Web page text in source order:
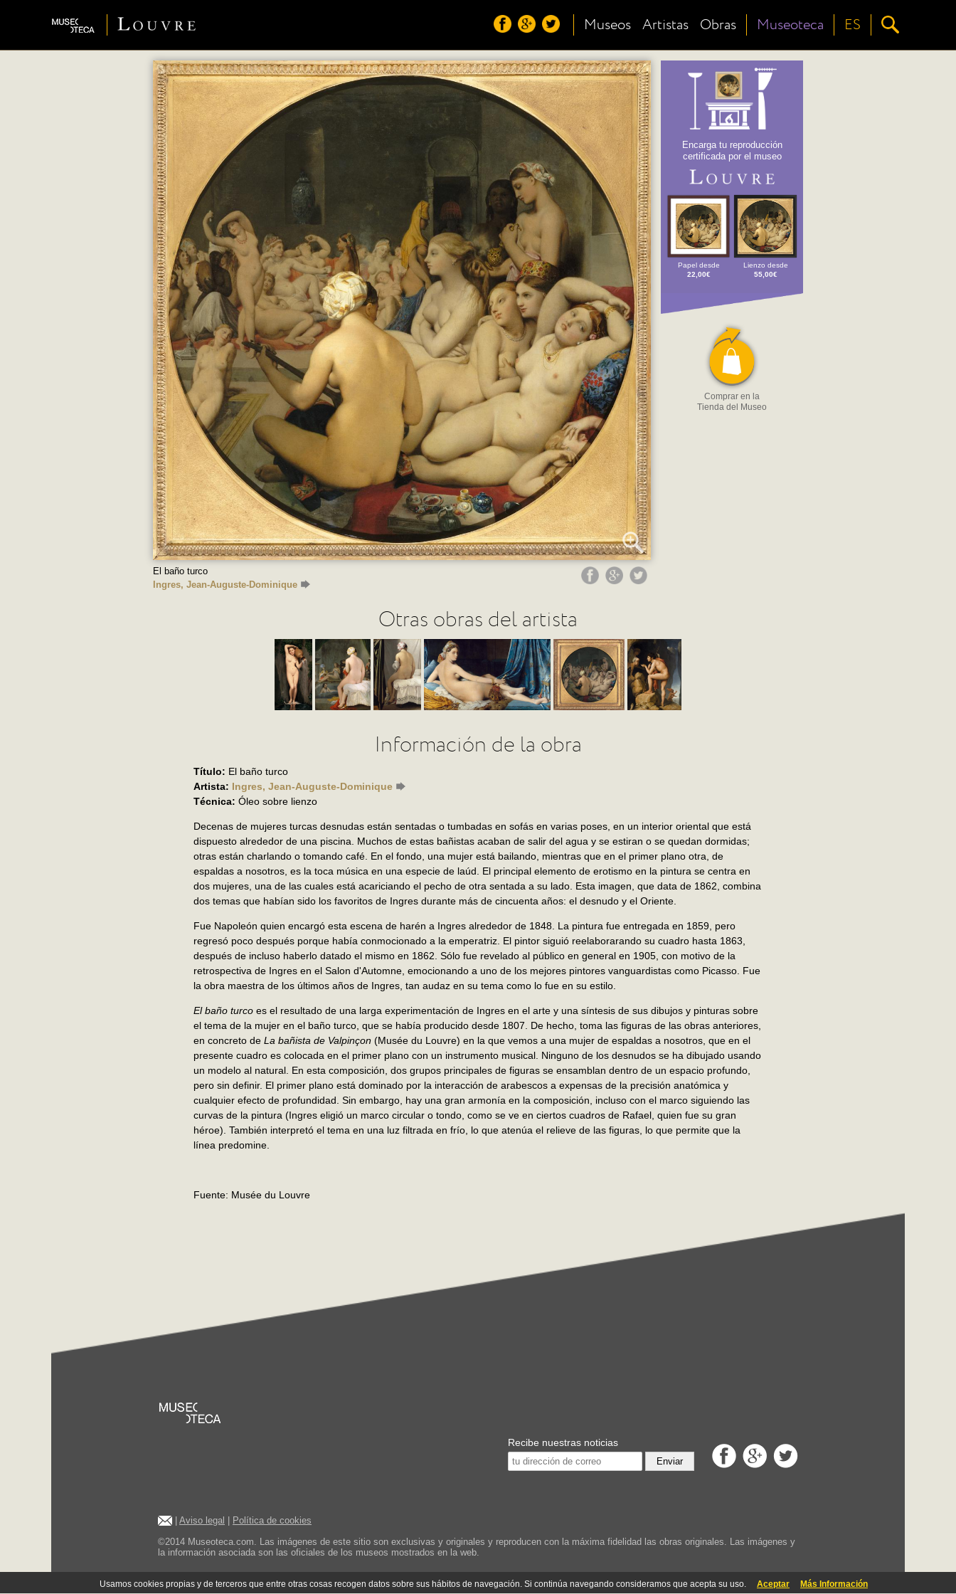
Usamos cookies propias y de terceros que entre otras cosas recogen datos sobre sus hábitos de navegación. Si continúa navegando consideramos que acepta su uso. Aceptar Más Información
Museos Artistas Obras Museoteca ES
El baño turco
Ingres, Jean-Auguste-Dominique
Encarga tu reproducción
certificada por el museo
Papel desde
22,00€
Lienzo desde
55,00€
Comprar en la
Tienda del Museo
Otras obras del artista
Información de la obra
Título: El baño turco
Artista: Ingres, Jean-Auguste-Dominique
Técnica: Óleo sobre lienzo
Decenas de mujeres turcas desnudas están sentadas o tumbadas en sofás en varias poses, en un interior oriental que está
dispuesto alrededor de una piscina. Muchos de estas bañistas acaban de salir del agua y se estiran o se quedan dormidas;
otras están charlando o tomando café. En el fondo, una mujer está bailando, mientras que en el primer plano otra, de
espaldas a nosotros, es la toca música en una especie de laúd. El principal elemento de erotismo en la pintura se centra en
dos mujeres, una de las cuales está acariciando el pecho de otra sentada a su lado. Esta imagen, que data de 1862, combina
dos temas que habían sido los favoritos de Ingres durante más de cincuenta años: el desnudo y el Oriente.
Fue Napoleón quien encargó esta escena de harén a Ingres alrededor de 1848. La pintura fue entregada en 1859, pero
regresó poco después porque había conmocionado a la emperatriz. El pintor siguió reelaborarando su cuadro hasta 1863,
después de incluso haberlo datado el mismo en 1862. Sólo fue revelado al público en general en 1905, con motivo de la
retrospectiva de Ingres en el Salon d'Automne, emocionando a uno de los mejores pintores vanguardistas como Picasso. Fue
la obra maestra de los últimos años de Ingres, tan audaz en su tema como lo fue en su estilo.
El baño turco es el resultado de una larga experimentación de Ingres en el arte y una síntesis de sus dibujos y pinturas sobre
el tema de la mujer en el baño turco, que se había producido desde 1807. De hecho, toma las figuras de las obras anteriores,
en concreto de La bañista de Valpinçon (Musée du Louvre) en la que vemos a una mujer de espaldas a nosotros, que en el
presente cuadro es colocada en el primer plano con un instrumento musical. Ninguno de los desnudos se ha dibujado usando
un modelo al natural. En esta composición, dos grupos principales de figuras se ensamblan dentro de un espacio profundo,
pero sin definir. El primer plano está dominado por la interacción de arabescos a expensas de la precisión anatómica y
cualquier efecto de profundidad. Sin embargo, hay una gran armonía en la composición, incluso con el marco siguiendo las
curvas de la pintura (Ingres eligió un marco circular o tondo, como se ve en ciertos cuadros de Rafael, quien fue su gran
héroe). También interpretó el tema en una luz filtrada en frío, lo que atenúa el relieve de las figuras, lo que permite que la
línea predomine.
Fuente: Musée du Louvre
Recibe nuestras noticias
Enviar
| Aviso legal | Política de cookies
©2014 Museoteca.com. Las imágenes de este sitio son exclusivas y originales y reproducen con la máxima fidelidad las obras originales. Las imágenes y
la información asociada son las oficiales de los museos mostrados en la web.